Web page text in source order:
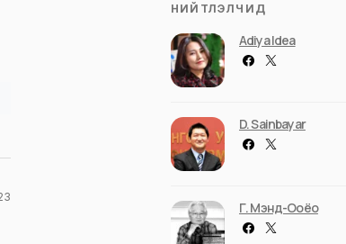
НИЙТЛЭЛЧИД
Adiya Idea
D. Sainbayar
Г. Мэнд-Ооёо